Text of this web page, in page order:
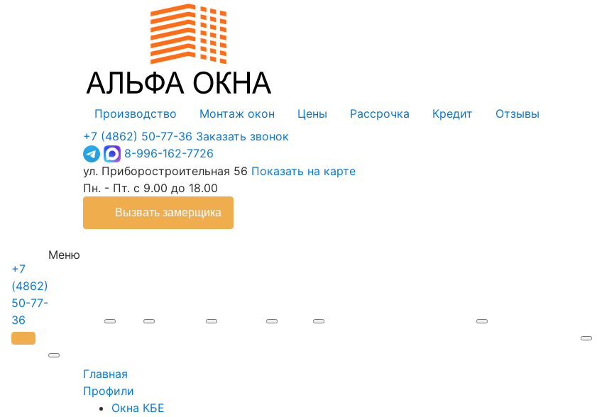
Производство Монтаж окон Цены Рассрочка Кредит
Отзывы
+7 (4862) 50-77-36 Заказать звонок
8-996-162-7726
ул. Приборостроительная 56 Показать на карте
Пн. - Пт. с 9.00 до 18.00
Вызвать замерщика
+7
(4862)
50-77-
36
Меню
Главная
Профили
Окна КБЕ